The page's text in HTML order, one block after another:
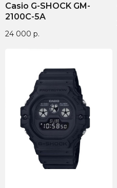
Casio G-SHOCK GM-
2100C-5A
24 000 р.